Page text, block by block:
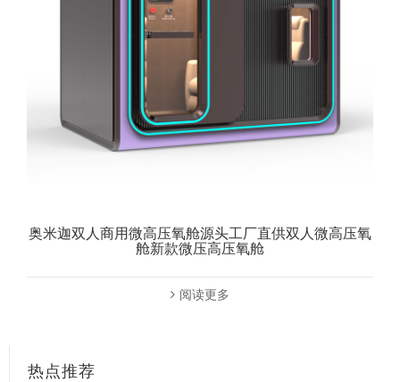
奥米迦双人商用微高压氧舱源头工厂直供双人微高压氧
舱新款微压高压氧舱
阅读更多
热点推荐